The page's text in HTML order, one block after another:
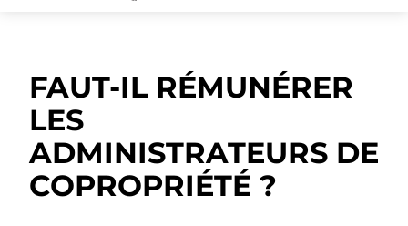
FAUT-IL RÉMUNÉRER
LES
ADMINISTRATEURS DE
COPROPRIÉTÉ ?